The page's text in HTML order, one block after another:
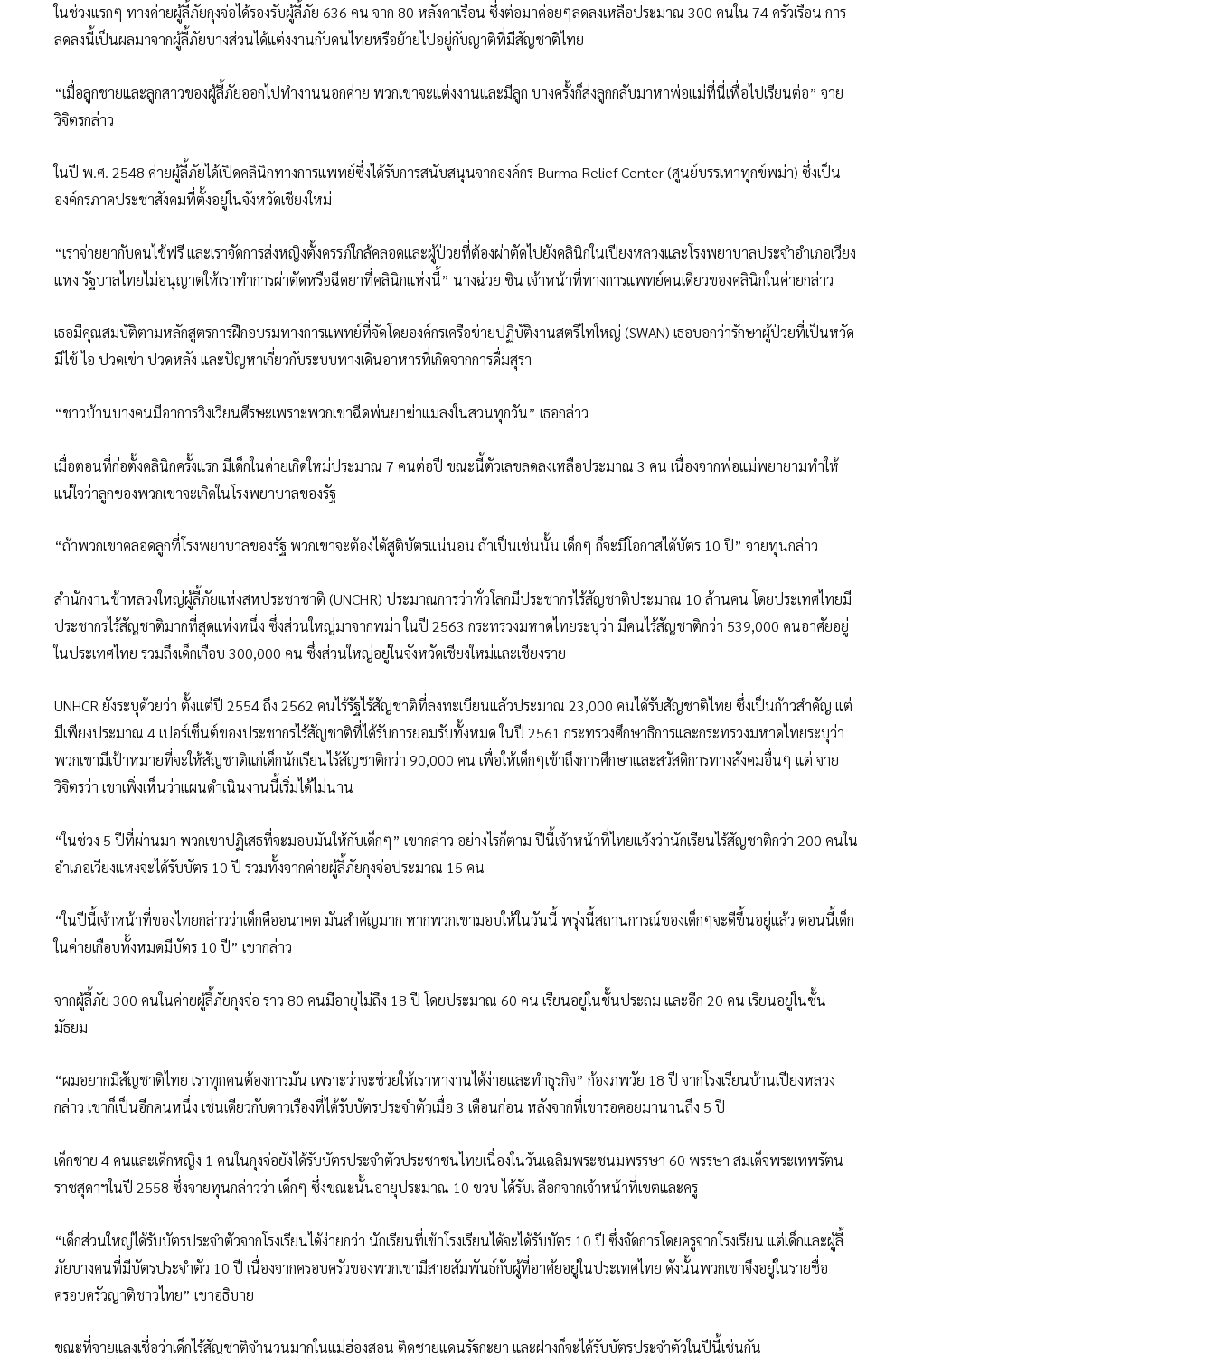
ในช่วงแรกๆ ทางค่ายผู้ลี้ภัยกุงจ่อได้รองรับผู้ลี้ภัย 636 คน จาก 80 หลังคาเรือน ซึ่งต่อมาค่อยๆลดลงเหลือประมาณ 300 คนใน 74 ครัวเรือน การ
ลดลงนี้เป็นผลมาจากผู้ลี้ภัยบางส่วนได้แต่งงานกับคนไทยหรือย้ายไปอยู่กับญาติที่มีสัญชาติไทย
“เมื่อลูกชายและลูกสาวของผู้ลี้ภัยออกไปทำงานนอกค่าย พวกเขาจะแต่งงานและมีลูก บางครั้งก็ส่งลูกกลับมาหาพ่อแม่ที่นี่เพื่อไปเรียนต่อ” จาย
วิจิตรกล่าว
ในปี พ.ศ. 2548 ค่ายผู้ลี้ภัยได้เปิดคลินิกทางการแพทย์ซึ่งได้รับการสนับสนุนจากองค์กร Burma Relief Center (ศูนย์บรรเทาทุกข์พม่า) ซึ่งเป็น
องค์กรภาคประชาสังคมที่ตั้งอยู่ในจังหวัดเชียงใหม่
“เราจ่ายยากับคนไข้ฟรี และเราจัดการส่งหญิงตั้งครรภ์ใกล้คลอดและผู้ป่วยที่ต้องผ่าตัดไปยังคลินิกในเปียงหลวงและโรงพยาบาลประจำอำเภอเวียง
แหง รัฐบาลไทยไม่อนุญาตให้เราทำการผ่าตัดหรือฉีดยาที่คลินิกแห่งนี้” นางฉ่วย ซิน เจ้าหน้าที่ทางการแพทย์คนเดียวของคลินิกในค่ายกล่าว
เธอมีคุณสมบัติตามหลักสูตรการฝึกอบรมทางการแพทย์ที่จัดโดยองค์กรเครือข่ายปฏิบัติงานสตรีไทใหญ่ (SWAN) เธอบอกว่ารักษาผู้ป่วยที่เป็นหวัด
มีไข้ ไอ ปวดเข่า ปวดหลัง และปัญหาเกี่ยวกับระบบทางเดินอาหารที่เกิดจากการดื่มสุรา
“ชาวบ้านบางคนมีอาการวิงเวียนศีรษะเพราะพวกเขาฉีดพ่นยาฆ่าแมลงในสวนทุกวัน” เธอกล่าว
เมื่อตอนที่ก่อตั้งคลินิกครั้งแรก มีเด็กในค่ายเกิดใหม่ประมาณ 7 คนต่อปี ขณะนี้ตัวเลขลดลงเหลือประมาณ 3 คน เนื่องจากพ่อแม่พยายามทำให้
แน่ใจว่าลูกของพวกเขาจะเกิดในโรงพยาบาลของรัฐ
“ถ้าพวกเขาคลอดลูกที่โรงพยาบาลของรัฐ พวกเขาจะต้องได้สูติบัตรแน่นอน ถ้าเป็นเช่นนั้น เด็กๆ ก็จะมีโอกาสได้บัตร 10 ปี” จายทุนกล่าว
สำนักงานข้าหลวงใหญ่ผู้ลี้ภัยแห่งสหประชาชาติ (UNCHR) ประมาณการว่าทั่วโลกมีประชากรไร้สัญชาติประมาณ 10 ล้านคน โดยประเทศไทยมี
ประชากรไร้สัญชาติมากที่สุดแห่งหนึ่ง ซึ่งส่วนใหญ่มาจากพม่า ในปี 2563 กระทรวงมหาดไทยระบุว่า มีคนไร้สัญชาติกว่า 539,000 คนอาศัยอยู่
ในประเทศไทย รวมถึงเด็กเกือบ 300,000 คน ซึ่งส่วนใหญ่อยู่ในจังหวัดเชียงใหม่และเชียงราย
UNHCR ยังระบุด้วยว่า ตั้งแต่ปี 2554 ถึง 2562 คนไร้รัฐไร้สัญชาติที่ลงทะเบียนแล้วประมาณ 23,000 คนได้รับสัญชาติไทย ซึ่งเป็นก้าวสำคัญ แต่
มีเพียงประมาณ 4 เปอร์เซ็นต์ของประชากรไร้สัญชาติที่ได้รับการยอมรับทั้งหมด ในปี 2561 กระทรวงศึกษาธิการและกระทรวงมหาดไทยระบุว่า
พวกเขามีเป้าหมายที่จะให้สัญชาติแก่เด็กนักเรียนไร้สัญชาติกว่า 90,000 คน เพื่อให้เด็กๆเข้าถึงการศึกษาและสวัสดิการทางสังคมอื่นๆ แต่ จาย
วิจิตรว่า เขาเพิ่งเห็นว่าแผนดำเนินงานนี้เริ่มได้ไม่นาน
“ในช่วง 5 ปีที่ผ่านมา พวกเขาปฏิเสธที่จะมอบมันให้กับเด็กๆ” เขากล่าว อย่างไรก็ตาม ปีนี้เจ้าหน้าที่ไทยแจ้งว่านักเรียนไร้สัญชาติกว่า 200 คนใน
อำเภอเวียงแหงจะได้รับบัตร 10 ปี รวมทั้งจากค่ายผู้ลี้ภัยกุงจ่อประมาณ 15 คน
“ในปีนี้เจ้าหน้าที่ของไทยกล่าวว่าเด็กคืออนาคต มันสำคัญมาก หากพวกเขามอบให้ในวันนี้ พรุ่งนี้สถานการณ์ของเด็กๆจะดีขึ้นอยู่แล้ว ตอนนี้เด็ก
ในค่ายเกือบทั้งหมดมีบัตร 10 ปี” เขากล่าว
จากผู้ลี้ภัย 300 คนในค่ายผู้ลี้ภัยกุงจ่อ ราว 80 คนมีอายุไม่ถึง 18 ปี โดยประมาณ 60 คน เรียนอยู่ในชั้นประถม และอีก 20 คน เรียนอยู่ในชั้น
มัธยม
“ผมอยากมีสัญชาติไทย เราทุกคนต้องการมัน เพราะว่าจะช่วยให้เราหางานได้ง่ายและทำธุรกิจ” ก้องภพวัย 18 ปี จากโรงเรียนบ้านเปียงหลวง
กล่าว เขาก็เป็นอีกคนหนึ่ง เช่นเดียวกับดาวเรืองที่ได้รับบัตรประจำตัวเมื่อ 3 เดือนก่อน หลังจากที่เขารอคอยมานานถึง 5 ปี
เด็กชาย 4 คนและเด็กหญิง 1 คนในกุงจ่อยังได้รับบัตรประจำตัวประชาชนไทยเนื่องในวันเฉลิมพระชนมพรรษา 60 พรรษา สมเด็จพระเทพรัตน
ราชสุดาฯในปี 2558 ซึ่งจายทุนกล่าวว่า เด็กๆ ซึ่งขณะนั้นอายุประมาณ 10 ขวบ ได้รับเ ลือกจากเจ้าหน้าที่เขตและครู
“เด็กส่วนใหญ่ได้รับบัตรประจำตัวจากโรงเรียนได้ง่ายกว่า นักเรียนที่เข้าโรงเรียนได้จะได้รับบัตร 10 ปี ซึ่งจัดการโดยครูจากโรงเรียน แต่เด็กและผู้ลี้
ภัยบางคนที่มีบัตรประจำตัว 10 ปี เนื่องจากครอบครัวของพวกเขามีสายสัมพันธ์กับผู้ที่อาศัยอยู่ในประเทศไทย ดังนั้นพวกเขาจึงอยู่ในรายชื่อ
ครอบครัวญาติชาวไทย” เขาอธิบาย
ขณะที่จายแลงเชื่อว่าเด็กไร้สัญชาติจำนวนมากในแม่ฮ่องสอน ติดชายแดนรัฐกะยา และฝางก็จะได้รับบัตรประจำตัวในปีนี้เช่นกัน